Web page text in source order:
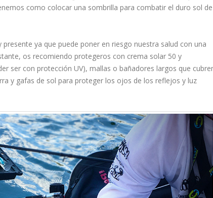
como colocar una sombrilla para combatir el duro sol de
ya que puede poner en riesgo nuestra salud con una
os recomiendo protegeros con crema solar 50 y
ser con protección UV), mallas o bañadores largos que
y gafas de sol para proteger los ojos de los reflejos y luz